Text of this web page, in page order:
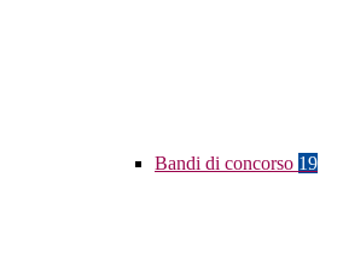
Bandi di concorso 19